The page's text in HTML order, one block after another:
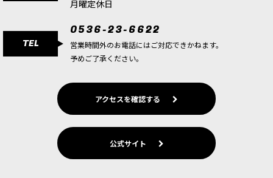
用途タグ： #2000pt向け／#目標確保／#前線歩兵
ヴ・ナーグル軍に、汗と悪臭をまとった歩兵ユニ
ットを追加 疫病…
[83-114]
(税込)
1点
用途タグ： #2000pt向け／#機動力ユニット／#重
装突撃 想定される役割（ポイント） マゴットキ
ン・オヴ・ナーグル軍に、重装甲の騎兵ユニット
を追加 エントロ…
月曜定休日
TEL
0536-23-6622
営業時間外のお電話にはご対応できかねます。
予めご了承ください。
アクセスを確認する
公式サイト